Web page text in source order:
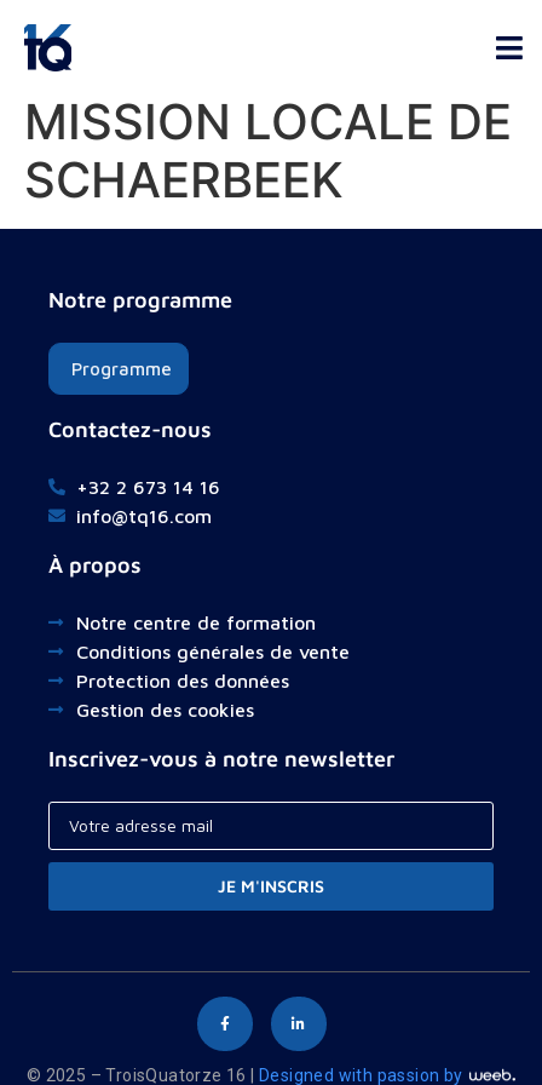
MISSION LOCALE DE
SCHAERBEEK
Notre programme
Programme
Contactez-nous
+32 2 673 14 16
info@tq16.com
À propos
Notre centre de formation
Conditions générales de vente
Protection des données
Gestion des cookies
Inscrivez-vous à notre newsletter
JE M'INSCRIS
© 2025 – TroisQuatorze 16 | Designed with passion byYour